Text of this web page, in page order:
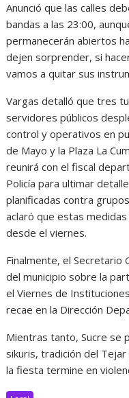
Anunció que las calles
bandas a las 23:00,
permanecerán abiertos
dejen sorprender, si
vamos a quitar sus
Vargas detalló que tres
servidores públicos
control y operativos en
de Mayo y la Plaza La
reunirá con el fiscal
Policía para ultimar
planificadas contra
aclaró que estas
desde el viernes.
Finalmente, el Secretario
del municipio sobre la
el Viernes de
recae en la Dirección
Mientras tanto, Sucre se
sikuris, tradición del
la fiesta termine en